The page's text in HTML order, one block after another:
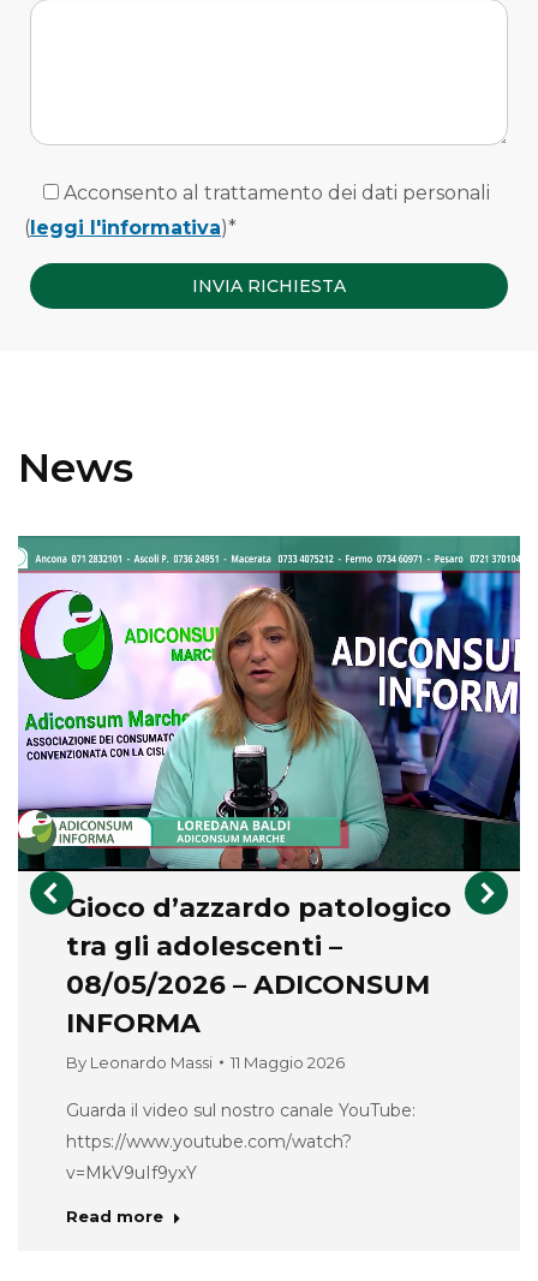
Acconsento al trattamento dei dati personali
(leggi l'informativa)*
News
Gioco d’azzardo patologico
tra gli adolescenti –
08/05/2026 – ADICONSUM
INFORMA
By Leonardo Massi 11 Maggio 2026
Guarda il video sul nostro canale YouTube:
https://www.youtube.com/watch?
v=MkV9uIf9yxY
Read more